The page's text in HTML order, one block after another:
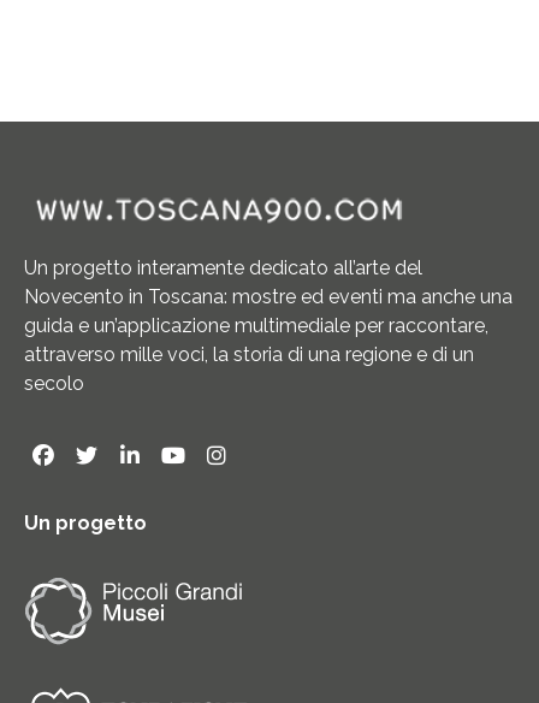
Un progetto interamente dedicato all’arte del
Novecento in Toscana: mostre ed eventi ma anche una
guida e un’applicazione multimediale per raccontare,
attraverso mille voci, la storia di una regione e di un
secolo
Un progetto